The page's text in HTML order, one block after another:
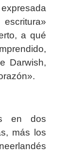
a qué
Darwish,
en dos
más los